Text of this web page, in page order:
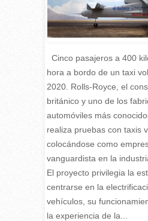
Cinco pasajeros a 400
hora a bordo de un taxi
2020. Rolls-Royce, el
británico y uno de los
automóviles más
realiza pruebas con taxis
colocándose como
vanguardista en la
El proyecto privilegia la
centrarse en la
vehículos, su
la experiencia de la...